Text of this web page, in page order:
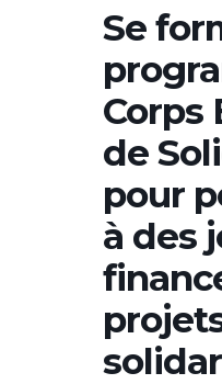
Se
Corps
de
pour
à des